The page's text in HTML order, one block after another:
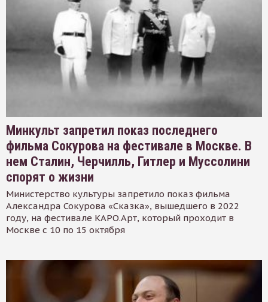
Минкульт запретил показ последнего
фильма Сокурова на фестивале в Москве. В
нем Сталин, Черчилль, Гитлер и Муссолини
спорят о жизни
Министерство культуры запретило показ фильма
Александра Сокурова «Сказка», вышедшего в 2022
году, на фестивале КАРО.Арт, который проходит в
Москве с 10 по 15 октября